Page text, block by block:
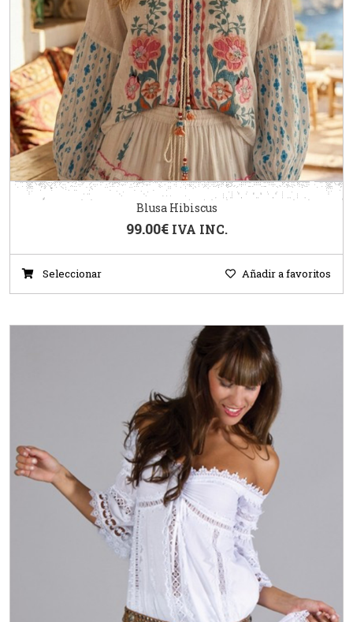
Blusa Hibiscus
99.00€ IVA INC.
Seleccionar Añadir a favoritos